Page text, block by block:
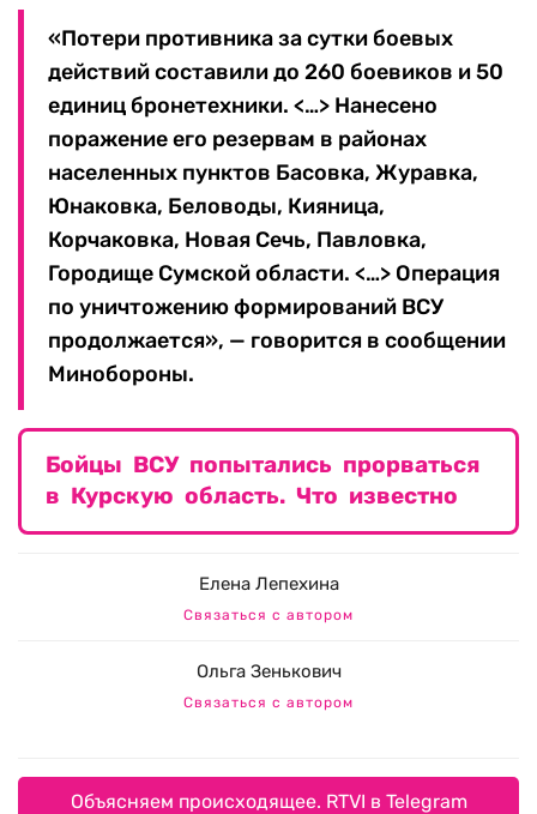
«Потери противника за сутки боевых
действий составили до 260 боевиков и 50
единиц бронетехники. <…> Нанесено
поражение его резервам в районах
населенных пунктов Басовка, Журавка,
Юнаковка, Беловоды, Кияница,
Корчаковка, Новая Сечь, Павловка,
Городище Сумской области. <…> Операция
по уничтожению формирований ВСУ
продолжается», — говорится в сообщении
Минобороны.
Бойцы ВСУ попытались прорваться
в Курскую область. Что известно
Елена Лепехина
Связаться с автором
Ольга Зенькович
Связаться с автором
Объясняем происходящее. RTVI в Telegram